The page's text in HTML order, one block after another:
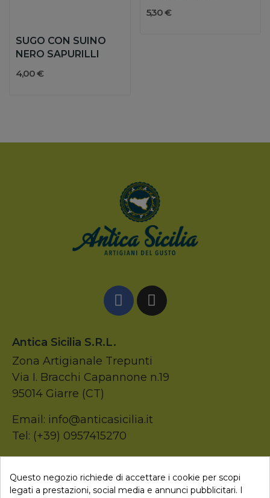
SUGO CON SUINO
NERO SAPURILLI
4,00 €
MELANZANE E...
5,30 €
Antica Sicilia S.r.l.
Zona Artigianale Trepunti
Via I. Bracchi Capannone n.19
95014 Giarre (CT)
Email: info@anticasicilia.it
Tel: (+39) 0957415270
Questo negozio richiede di accettare i cookie per scopi
legati a prestazioni, social media e annunci pubblicitari. I